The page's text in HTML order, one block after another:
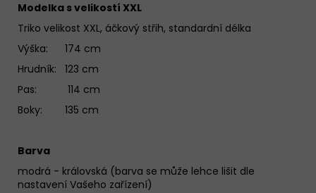
Modelka s velikostí XXL
Triko velikost XXL, áčkový střih, standardní délka
Výška: 174 cm
Hrudník: 123 cm
Pas: 114 cm
Boky: 135 cm
Barva
modrá - královská (barva se může lehce lišit dle
nastavení Vašeho zařízení)